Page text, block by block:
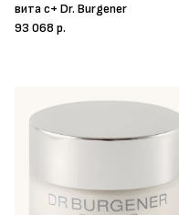
вита с+ Dr. Burgener
93 068 р.